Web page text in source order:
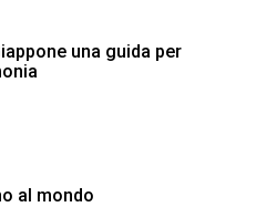
una guida per
al mondo